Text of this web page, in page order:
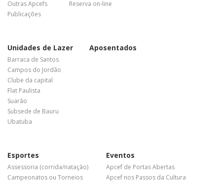
Outras Apcefs
Publicações
Reserva on-line
Unidades de Lazer
Barraca de Santos
Campos do Jordão
Clube da capital
Flat Paulista
Suarão
Subsede de Bauru
Ubatuba
Aposentados
Esportes
Assessoria (corrida/natação)
Campeonatos ou Torneios
Eventos
Apcef de Portas Abertas
Apcef nos Passos da Cultura